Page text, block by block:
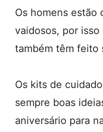
Os homens estão
vaidosos, por
também têm feito
Os kits de
sempre boas
aniversário para